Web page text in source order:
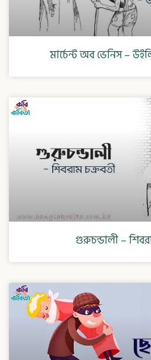
মার্চেন্ট অব ভেনিস –
গুরুচন্ডালী –